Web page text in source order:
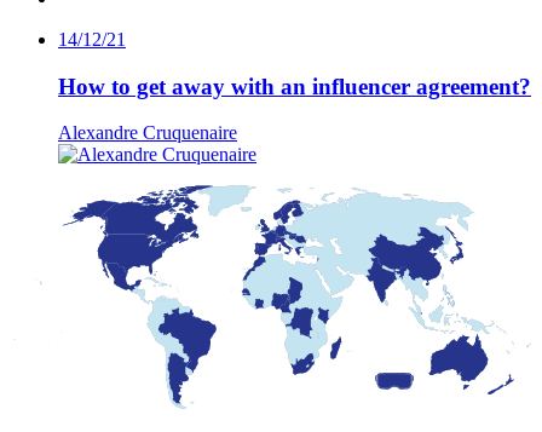
14/12/21
How to get away with an influencer agreement?
Alexandre Cruquenaire